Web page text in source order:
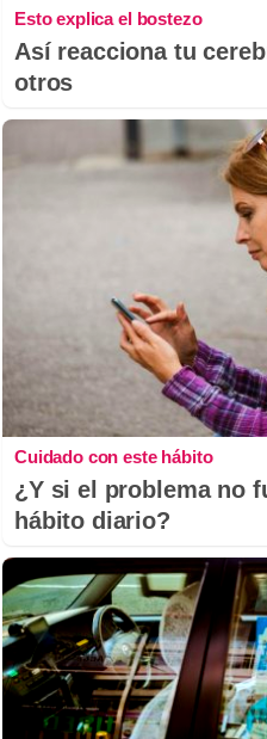
Esto explica el bostezo
Así reacciona tu
otros
Cuidado con este hábito
¿Y si el problema no
hábito diario?